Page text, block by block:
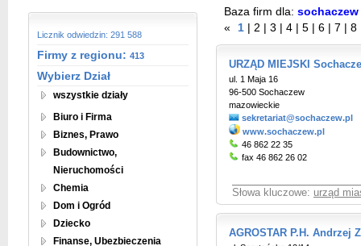
Licznik odwiedzin: 291 588
Firmy z regionu: 413
Wybierz Dział
wszystkie działy
Biuro i Firma
Biznes, Prawo
Budownictwo,
Nieruchomości
Chemia
Dom i Ogród
Dziecko
Finanse, Ubezbieczenia
Baza firm dla: sochaczew
«
1 2 3 4 5 6 7 8
URZĄD MIEJSKI
ul. 1 Maja 16
96-500 Sochaczew
mazowieckie
sekretariat@sochaczew.pl
www.sochaczew.pl
46 862 22 35
fax 46 862 26 02
Słowa kluczowe: urząd
AGROSTAR P.H. Andrzej